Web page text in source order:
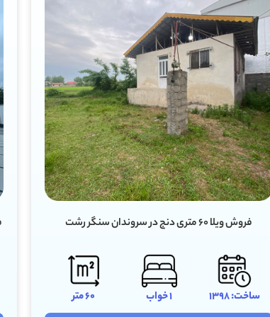
فروش ویلا ۹۰ متری دو خواب مستر در رودبرده سنگر رشت
ساخت: 1405 2 خواب